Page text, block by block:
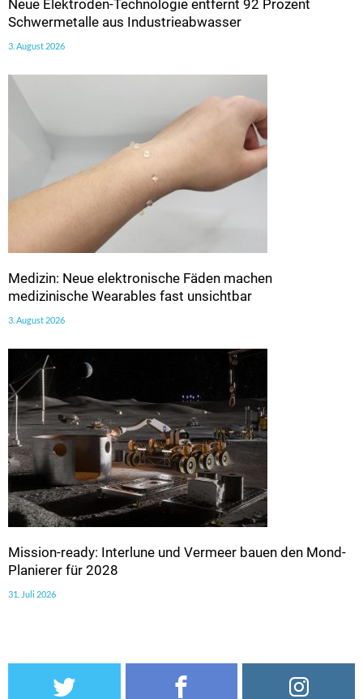
Neue Elektroden-Technologie entfernt 92 Prozent
Schwermetalle aus Industrieabwasser
3. August 2026
Medizin: Neue elektronische Fäden machen
medizinische Wearables fast unsichtbar
3. August 2026
Mission-ready: Interlune und Vermeer bauen den Mond-
Planierer für 2028
31. Juli 2026